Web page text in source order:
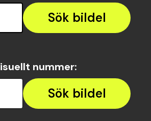
Sök bildel
nummer:
Sök bildel